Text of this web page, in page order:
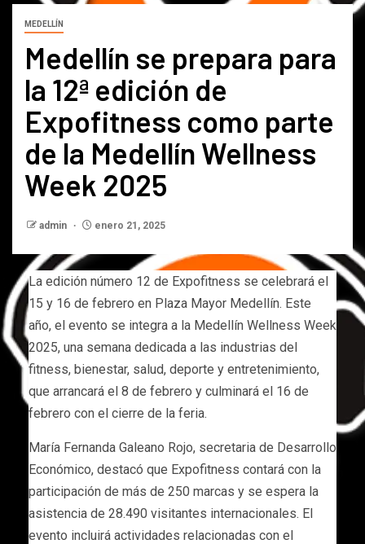
MEDELLÍN
Medellín se prepara para
la 12ª edición de
Expofitness como parte
de la Medellín Wellness
Week 2025
admin enero 21, 2025
La edición número 12 de Expofitness se celebrará el
15 y 16 de febrero en Plaza Mayor Medellín. Este
año, el evento se integra a la Medellín Wellness Week
2025, una semana dedicada a las industrias del
fitness, bienestar, salud, deporte y entretenimiento,
que arrancará el 8 de febrero y culminará el 16 de
febrero con el cierre de la feria.
María Fernanda Galeano Rojo, secretaria de Desarrollo
Económico, destacó que Expofitness contará con la
participación de más de 250 marcas y se espera la
asistencia de 28.490 visitantes internacionales. El
evento incluirá actividades relacionadas con el